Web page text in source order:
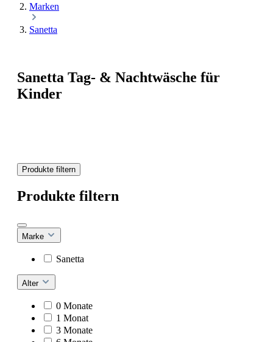
Marken
Sanetta
Sanetta Tag- & Nachtwäsche für
Kinder
Produkte filtern
Produkte filtern
Marke
Sanetta
Alter
0 Monate
1 Monat
3 Monate